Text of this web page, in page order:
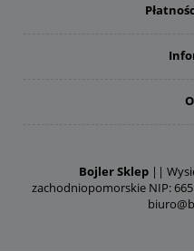
Bojler Sklep ||
zachodniopomorskie NIP: